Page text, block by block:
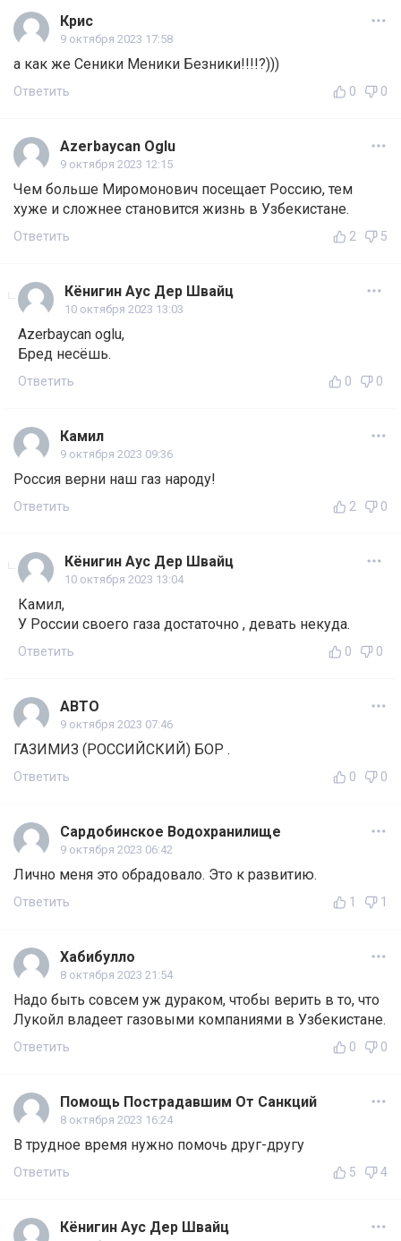
Крис
9 октября 2023 17:58
а как же Сеники Меники Безники!!!!?)))
Ответить 0 0
Azerbaycan Oglu
9 октября 2023 12:15
Чем больше Миромонович посещает Россию, тем
хуже и сложнее становится жизнь в Узбекистане.
Ответить 2 5
Кёнигин Аус Дер Швайц
10 октября 2023 13:03
Azerbaycan oglu,
Бред несёшь.
Ответить 0 0
Камил
9 октября 2023 09:36
Россия верни наш газ народу!
Ответить 2 0
Кёнигин Аус Дер Швайц
10 октября 2023 13:04
Камил,
У России своего газа достаточно , девать некуда.
Ответить 0 0
АВТО
9 октября 2023 07:46
ГАЗИМИЗ (РОССИЙСКИЙ) БОР .
Ответить 0 0
Сардобинское Водохранилище
9 октября 2023 06:42
Лично меня это обрадовало. Это к развитию.
Ответить 1 1
Хабибулло
8 октября 2023 21:54
Надо быть совсем уж дураком, чтобы верить в то, что
Лукойл владеет газовыми компаниями в Узбекистане.
Ответить 0 0
Помощь Пострадавшим От Санкций
8 октября 2023 16:24
В трудное время нужно помочь друг-другу
Ответить 5 4
Кёнигин Аус Дер Швайц